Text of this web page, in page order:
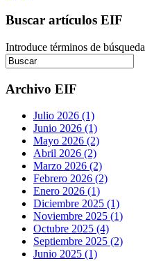
Buscar artículos EIF
Introduce términos de búsqueda
Archivo EIF
Julio 2026 (1)
Junio 2026 (1)
Mayo 2026 (2)
Abril 2026 (2)
Marzo 2026 (2)
Febrero 2026 (2)
Enero 2026 (1)
Diciembre 2025 (1)
Noviembre 2025 (1)
Octubre 2025 (4)
Septiembre 2025 (2)
Junio 2025 (1)